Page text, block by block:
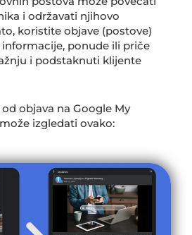
i održavati njihovo
koristite objave (postove)
ponude ili priče
i podstaknuti klijente
objava na Google My
izgledati ovako: